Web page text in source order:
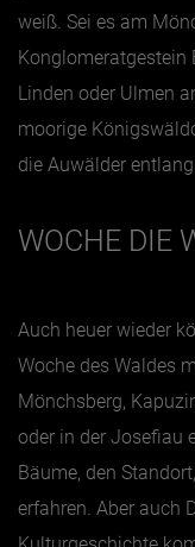
weiß. Sei es am
Konglomeratgestein
Linden oder Ulmen
moorige
die Auwälder entlang
WOCHE DIE
Auch heuer wieder
Woche des Waldes
Mönchsberg,
oder in der Josefiau
Bäume, den
erfahren. Aber auch